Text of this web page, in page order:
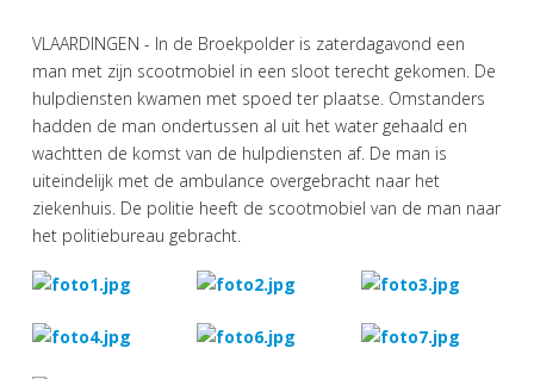
VLAARDINGEN - In de Broekpolder is zaterdagavond een
man met zijn scootmobiel in een sloot terecht gekomen. De
hulpdiensten kwamen met spoed ter plaatse. Omstanders
hadden de man ondertussen al uit het water gehaald en
wachtten de komst van de hulpdiensten af. De man is
uiteindelijk met de ambulance overgebracht naar het
ziekenhuis. De politie heeft de scootmobiel van de man naar
het politiebureau gebracht.